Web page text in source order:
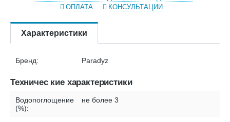
ОПЛАТА
КОНСУЛЬТАЦИИ
Характеристики
Бренд: Paradyz
Техничес кие характеристики
Водопоглощение
(%):
не более 3